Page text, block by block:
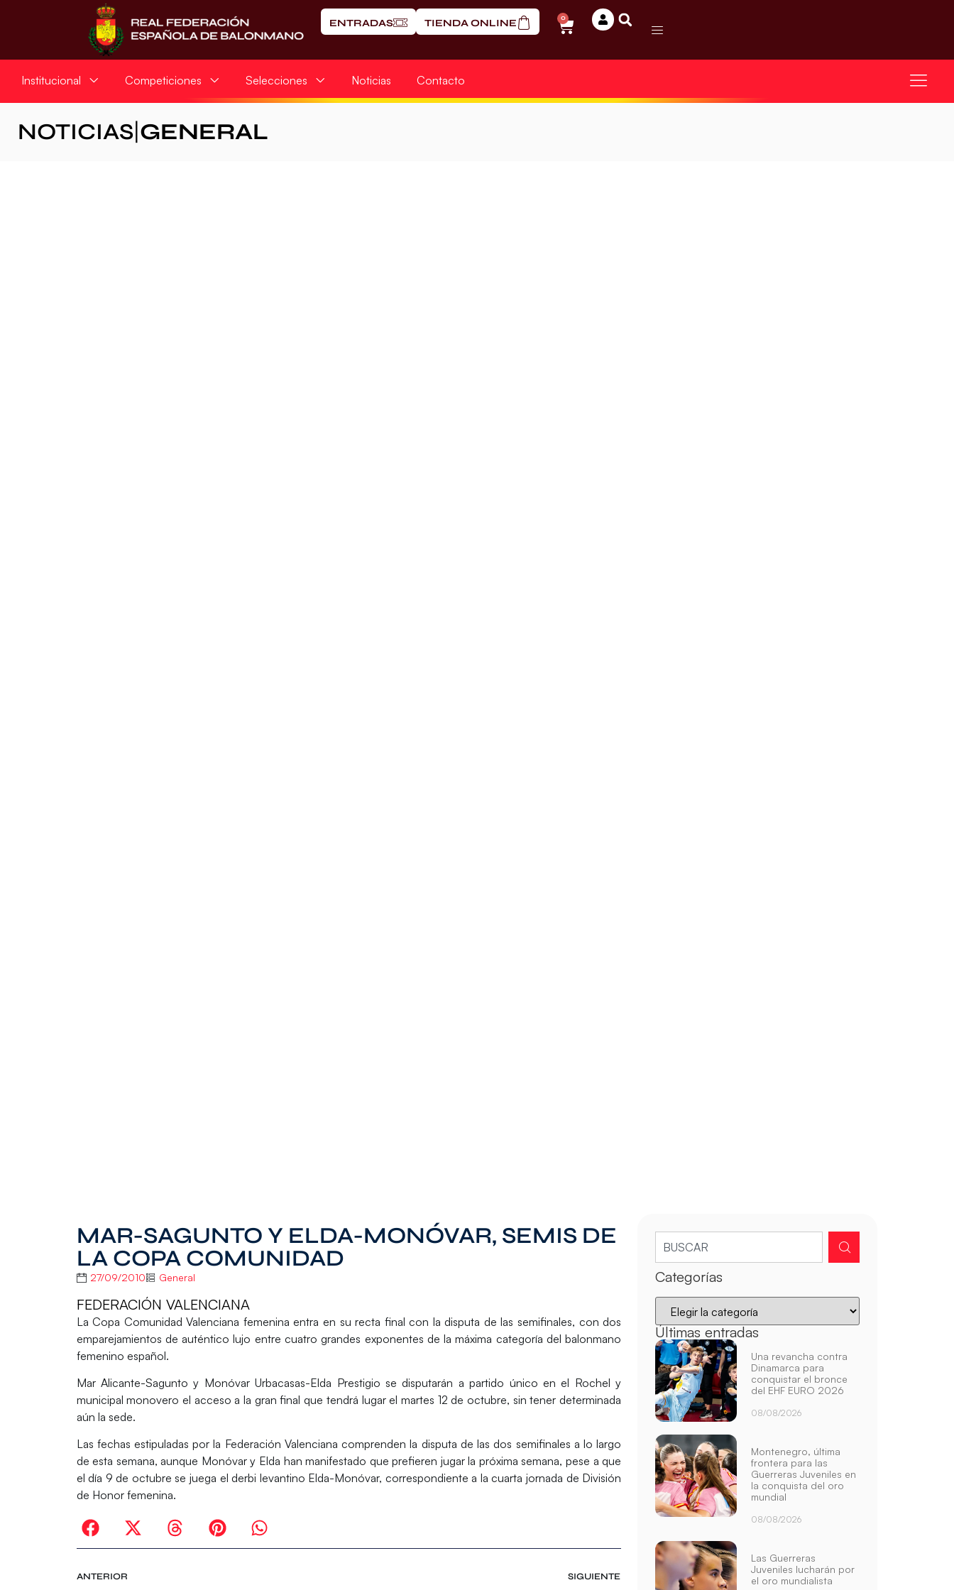
ENTRADAS TIENDA ONLINE 0
Institucional Competiciones Selecciones Noticias Contacto
NOTICIAS GENERAL
MAR-SAGUNTO Y ELDA-MONÓVAR, SEMIS DE
LA COPA COMUNIDAD
27/09/2010 General
FEDERACIÓN VALENCIANA
La Copa Comunidad Valenciana femenina entra en su recta final con la disputa de las semifinales, con dos
emparejamientos de auténtico lujo entre cuatro grandes exponentes de la máxima categoría del balonmano
femenino español.
Mar Alicante-Sagunto y Monóvar Urbacasas-Elda Prestigio se disputarán a partido único en el Rochel y
municipal monovero el acceso a la gran final que tendrá lugar el martes 12 de octubre, sin tener determinada
aún la sede.
Las fechas estipuladas por la Federación Valenciana comprenden la disputa de las dos semifinales a lo largo
de esta semana, aunque Monóvar y Elda han manifestado que prefieren jugar la próxima semana, pese a que
el día 9 de octubre se juega el derbi levantino Elda-Monóvar, correspondiente a la cuarta jornada de División
de Honor femenina.
ANTERIOR SIGUIENTE
Categorías
Últimas entradas
Una revancha contra
Dinamarca para
conquistar el bronce
del EHF EURO 2026
08/08/2026
Montenegro, última
frontera para las
Guerreras Juveniles en
la conquista del oro
mundial
08/08/2026
Las Guerreras
Juveniles lucharán por
el oro mundialista